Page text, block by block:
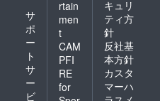
サ
ポ
ー
ト
サ
ー
ビ
rtain
men
t
CAM
PFI
RE
for
キュリ
ティ方
針
反社基
本方針
カスタ
マーハ